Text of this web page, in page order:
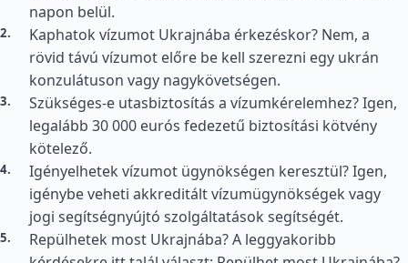
napon belül.
Kaphatok vízumot Ukrajnába érkezéskor? Nem, a
rövid távú vízumot előre be kell szerezni egy ukrán
konzulátuson vagy nagykövetségen.
Szükséges-e utasbiztosítás a vízumkérelemhez? Igen,
legalább 30 000 eurós fedezetű biztosítási kötvény
kötelező.
Igényelhetek vízumot ügynökségen keresztül? Igen,
igénybe veheti akkreditált vízumügynökségek vagy
jogi segítségnyújtó szolgáltatások segítségét.
Repülhetek most Ukrajnába? A leggyakoribb